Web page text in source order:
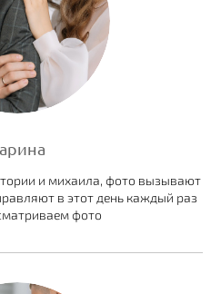
и михаила, фото вызывают
в этот день каждый раз
фото